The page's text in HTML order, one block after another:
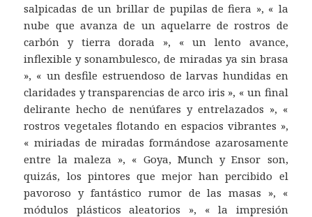
salpicadas de un brillar de pupilas de fiera », « la
nube que avanza de un aquelarre de rostros de
carbón y tierra dorada », « un lento avance,
inflexible y sonambulesco, de miradas ya sin brasa
», « un desfile estruendoso de larvas hundidas en
claridades y transparencias de arco iris », « un final
delirante hecho de nenúfares y entrelazados », «
rostros vegetales flotando en espacios vibrantes »,
« miriadas de miradas formándose azarosamente
entre la maleza », « Goya, Munch y Ensor son,
quizás, los pintores que mejor han percibido el
pavoroso y fantástico rumor de las masas », «
módulos plásticos aleatorios », « la impresión